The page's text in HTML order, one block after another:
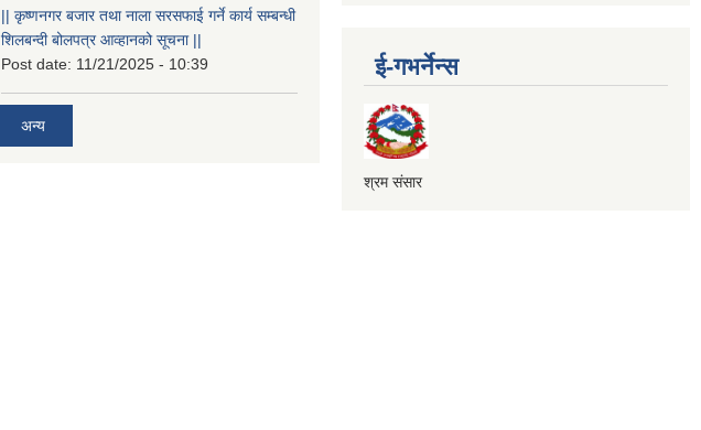
|| कृष्णनगर बजार तथा नाला सरसफाई गर्ने कार्य सम्बन्धी
शिलबन्दी बोलपत्र आव्हानको सूचना ||
Post date: 11/21/2025 - 10:39
अन्य
ई-गभर्नेन्स
श्रम संसार